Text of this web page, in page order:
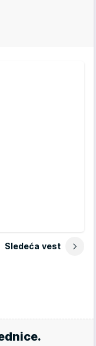
Sledeća vest